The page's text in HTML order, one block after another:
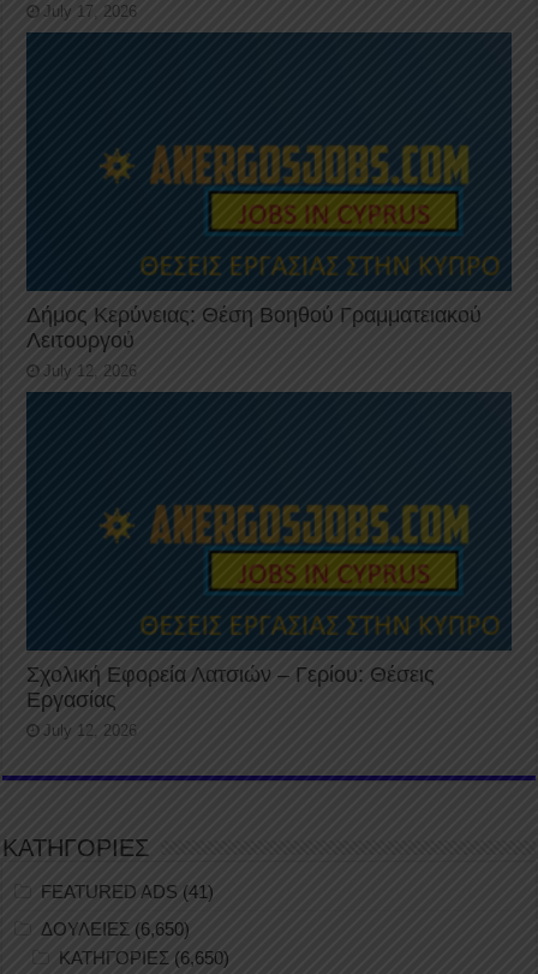
July 17, 2026
Δήμος Κερύνειας: Θέση Βοηθού Γραμματειακού
Λειτουργού
July 12, 2026
Σχολική Εφορεία Λατσιών – Γερίου: Θέσεις
Εργασίας
July 12, 2026
ΚΑΤΗΓΟΡΙΕΣ
FEATURED ADS (41)
ΔΟΥΛΕΙΕΣ (6,650)
ΚΑΤΗΓΟΡΙΕΣ (6,650)